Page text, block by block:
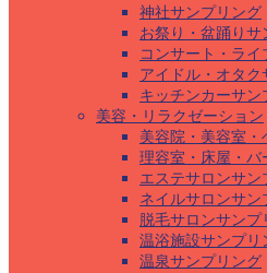
神社サンプリング
お祭り・盆踊りサ
コンサート・ラ
アイドル・オタク
キッチンカーサン
美容・リラクゼーション
美容院・美容室
理容室・床屋・バ
エステサロンサン
ネイルサロンサン
脱毛サロンサンプ
温浴施設サンプリ
温泉サンプリング